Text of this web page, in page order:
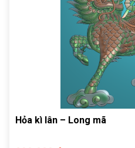
Hỏa kì lân – Long mã